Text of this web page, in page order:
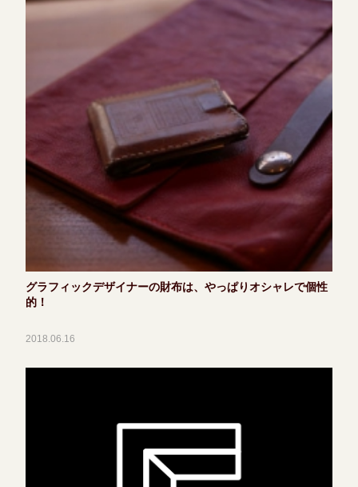
グラフィックデザイナーの財布は、やっぱりオシャレで個性
的！
2018.06.16